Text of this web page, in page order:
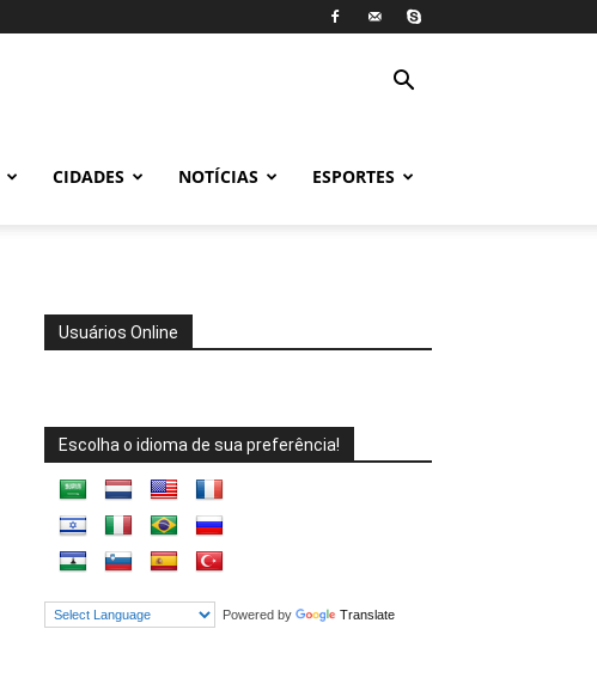
CIDADES NOTÍCIAS ESPORTES
Usuários Online
Escolha o idioma de sua preferência!
Powered by Translate